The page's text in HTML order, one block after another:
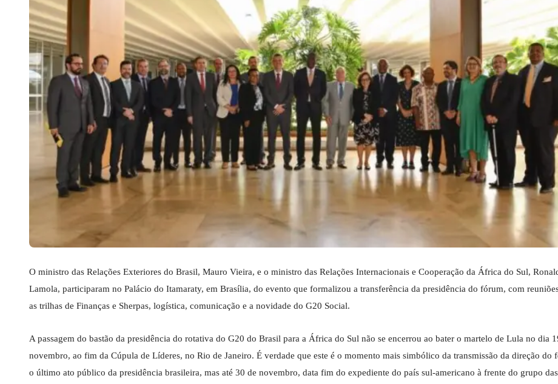
O ministro das Relações Exteriores do Brasil, Mauro Vieira, e o ministro das Relações Internacionais e Cooperação da África do Sul,
Lamola, participaram no Palácio do Itamaraty, em Brasília, do evento que formalizou a transferência da presidência do fórum, com
as trilhas de Finanças e Sherpas, logística, comunicação e a novidade do G20 Social.
A passagem do bastão da presidência do rotativa do G20 do Brasil para a África do Sul não se encerrou ao bater o martelo de Lula no dia
novembro, ao fim da Cúpula de Líderes, no Rio de Janeiro. É verdade que este é o momento mais simbólico da transmissão da direção do
o último ato público da presidência brasileira, mas até 30 de novembro, data fim do expediente do país sul-americano à frente do grupo das